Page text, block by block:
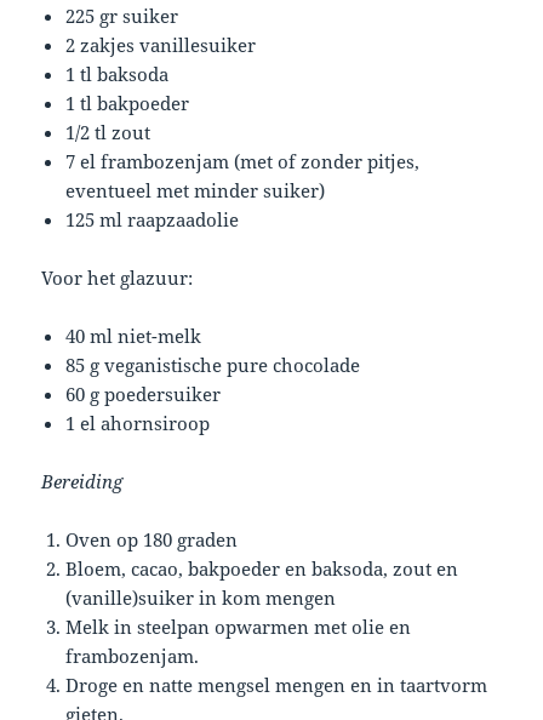
225 gr suiker
2 zakjes vanillesuiker
1 tl baksoda
1 tl bakpoeder
1/2 tl zout
7 el frambozenjam (met of zonder pitjes,
eventueel met minder suiker)
125 ml raapzaadolie
Voor het glazuur:
40 ml niet-melk
85 g veganistische pure chocolade
60 g poedersuiker
1 el ahornsiroop
Bereiding
Oven op 180 graden
Bloem, cacao, bakpoeder en baksoda, zout en
(vanille)suiker in kom mengen
Melk in steelpan opwarmen met olie en
frambozenjam.
Droge en natte mengsel mengen en in taartvorm
gieten.